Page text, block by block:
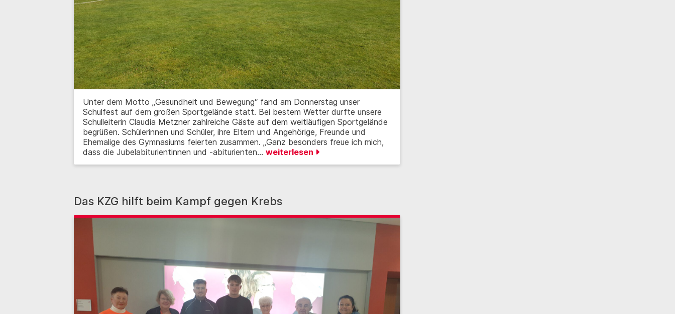
Unter dem Motto „Gesundheit und Bewegung“ fand am Donnerstag unser
Schulfest auf dem großen Sportgelände statt. Bei bestem Wetter durfte unsere
Schulleiterin Claudia Metzner zahlreiche Gäste auf dem weitläufigen Sportgelände
begrüßen. Schülerinnen und Schüler, ihre Eltern und Angehörige, Freunde und
Ehemalige des Gymnasiums feierten zusammen. „Ganz besonders freue ich mich,
dass die Jubelabiturientinnen und -abiturienten… weiterlesen
Das KZG hilft beim Kampf gegen Krebs